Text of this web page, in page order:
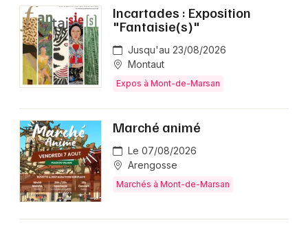
Incartades : Exposition
"Fantaisie(s)"
Jusqu'au 23/08/2026
Montaut
Expos à Mont-de-Marsan
Marché animé
Le 07/08/2026
Arengosse
Marchés à Mont-de-Marsan